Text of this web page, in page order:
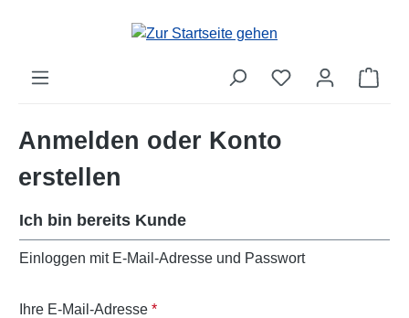
Anmelden oder Konto
erstellen
Ich bin bereits Kunde
Einloggen mit E-Mail-Adresse und Passwort
Ihre E-Mail-Adresse *